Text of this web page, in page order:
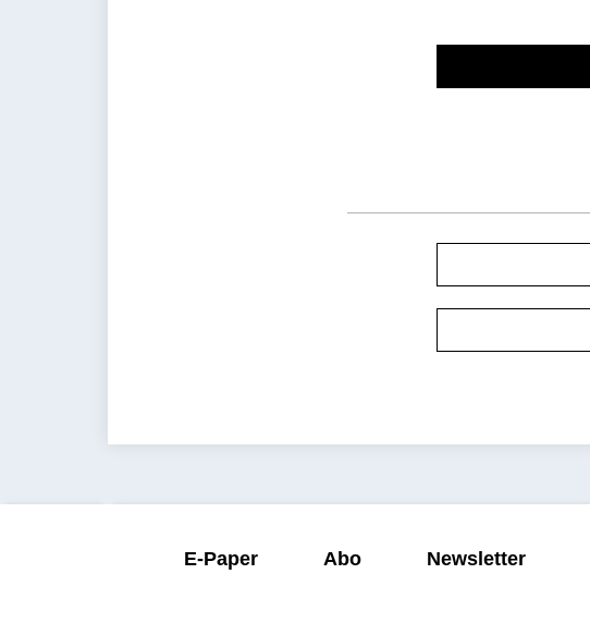
E-Paper Abo Newsletter